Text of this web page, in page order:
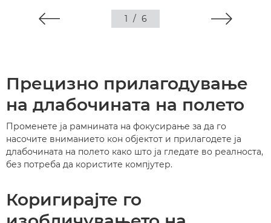
1 / 6
Прецизно прилагодување
на длабочината на полето
Променете ја рамнината на фокусирање за да го
насочите вниманието кон објектот и прилагодете ја
длабочината на полето како што ја гледате во реалноста,
без потреба да користите компјутер.
Коригирајте го